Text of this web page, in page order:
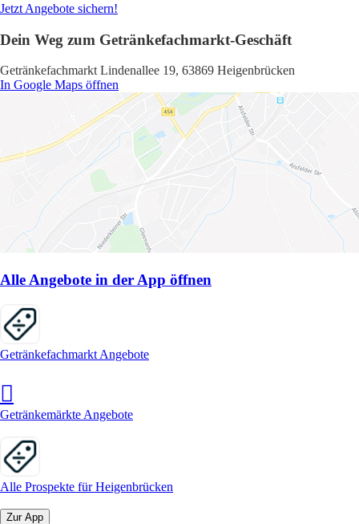
Jetzt Angebote sichern!
Dein Weg zum Getränkefachmarkt-Geschäft
Getränkefachmarkt Lindenallee 19, 63869 Heigenbrücken
In Google Maps öffnen
Alle Angebote in der App öffnen
Getränkefachmarkt Angebote
Getränkemärkte Angebote
Alle Prospekte für Heigenbrücken
Zur App